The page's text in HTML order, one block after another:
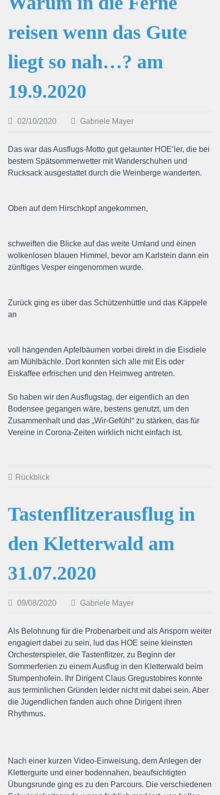
reisen wenn das Gute
liegt so nah…? am
19.9.2020
02/10/2020 Gabriele Mayer
Das war das Ausflugs-Motto gut gelaunter HOE’ler, die bei
bestem Spätsommerwetter mit Wanderschuhen und
Rucksack ausgestattet durch die Weinberge wanderten.
Oben auf dem Hirschkopf angekommen,
schweiften die Blicke auf das weite Umland und einen
wolkenlosen blauen Himmel, bevor am Karlstein dann ein
zünftiges Vesper eingenommen wurde.
Zurück ging es über das Schützenhüttle und das Käppele
an
voll hängenden Apfelbäumen vorbei direkt in die Eisdiele
am Mühlbächle. Dort konnten sich alle mit Eis oder
Eiskaffee erfrischen und den Heimweg antreten.
So haben wir den Ausflugstag, der eigentlich an den
Bodensee gegangen wäre, bestens genutzt, um den
Zusammenhalt und das „Wir-Gefühl“ zu stärken, das für
Vereine in Corona-Zeiten wirklich nicht einfach ist.
Rückblick
Tastenflitzerausflug in
den Kletterwald am
31.07.2020
09/08/2020 Gabriele Mayer
Als Belohnung für die Probenarbeit und als Ansporn weiter
engagiert dabei zu sein, lud das HOE seine kleinsten
Orchesterspieler, die Tastenflitzer, zu Beginn der
Sommerferien zu einem Ausflug in den Kletterwald beim
Stumpenhofein. Ihr Dirigent Claus Gregustobires konnte
aus terminlichen Gründen leider nicht mit dabei sein. Aber
die Jugendlichen fanden auch ohne Dirigent ihren
Rhythmus.
Nach einer kurzen Video-Einweisung, dem Anlegen der
Klettergurte und einer bodennahen, beaufsichtigten
Übungsrunde ging es zu den Parcours. Die verschiedenen